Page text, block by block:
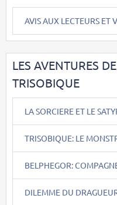
AVIS AUX LECTEURS ET
LES AVENTURES
TRISOBIQUE
LA SORCIERE ET LE
TRISOBIQUE: LE
BELPHEGOR:
DILEMME DU